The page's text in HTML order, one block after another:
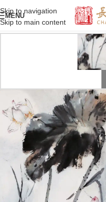
Skip to navigation
Skip to main content
MENU